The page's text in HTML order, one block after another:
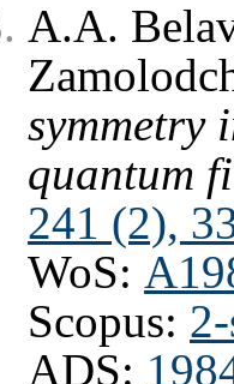
A.A.
symmetry
quantum
241 (2),
WoS:
Scopus:
ADS: